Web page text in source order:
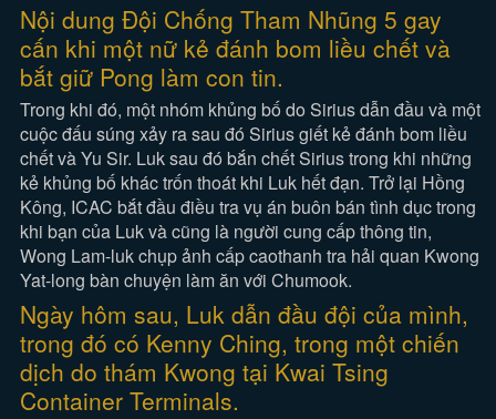
Nội dung Đội Chống Tham Nhũng 5 gay
cấn khi một nữ kẻ đánh bom liều chết và
bắt giữ Pong làm con tin.
Trong khi đó, một nhóm khủng bố do Sirius dẫn đầu và một
cuộc đấu súng xảy ra sau đó Sirius giết kẻ đánh bom liều
chết và Yu Sir. Luk sau đó bắn chết Sirius trong khi những
kẻ khủng bố khác trốn thoát khi Luk hết đạn. Trở lại Hồng
Kông, ICAC bắt đầu điều tra vụ án buôn bán tình dục trong
khi bạn của Luk và cũng là người cung cấp thông tin,
Wong Lam-luk chụp ảnh cấp caothanh tra hải quan Kwong
Yat-long bàn chuyện làm ăn với Chumook.
Ngày hôm sau, Luk dẫn đầu đội của mình,
trong đó có Kenny Ching, trong một chiến
dịch do thám Kwong tại Kwai Tsing
Container Terminals.